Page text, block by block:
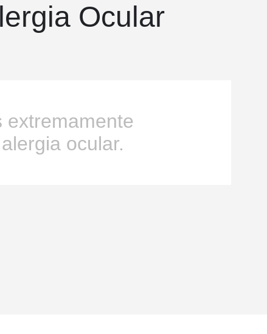
Ocular
extremamente
ocular.